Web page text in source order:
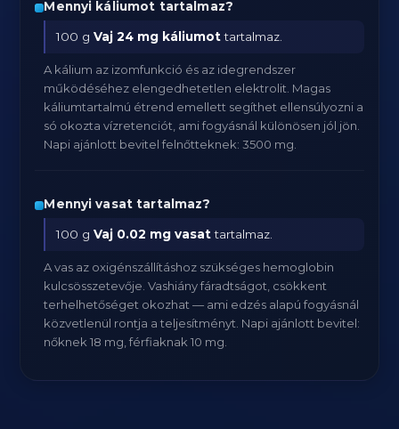
Mennyi káliumot tartalmaz?
100 gVaj 24 mg káliumottartalmaz.
A kálium az izomfunkció és az idegrendszer
működéséhez elengedhetetlen elektrolit. Magas
káliumtartalmú étrend emellett segíthet ellensúlyozni a
só okozta vízretenciót, ami fogyásnál különösen jól jön.
Napi ajánlott bevitel felnőtteknek: 3500 mg.
Mennyi vasat tartalmaz?
100 gVaj 0.02 mg vasattartalmaz.
A vas az oxigénszállításhoz szükséges hemoglobin
kulcsösszetevője. Vashiány fáradtságot, csökkent
terhelhetőséget okozhat — ami edzés alapú fogyásnál
közvetlenül rontja a teljesítményt. Napi ajánlott bevitel:
nőknek 18 mg, férfiaknak 10 mg.